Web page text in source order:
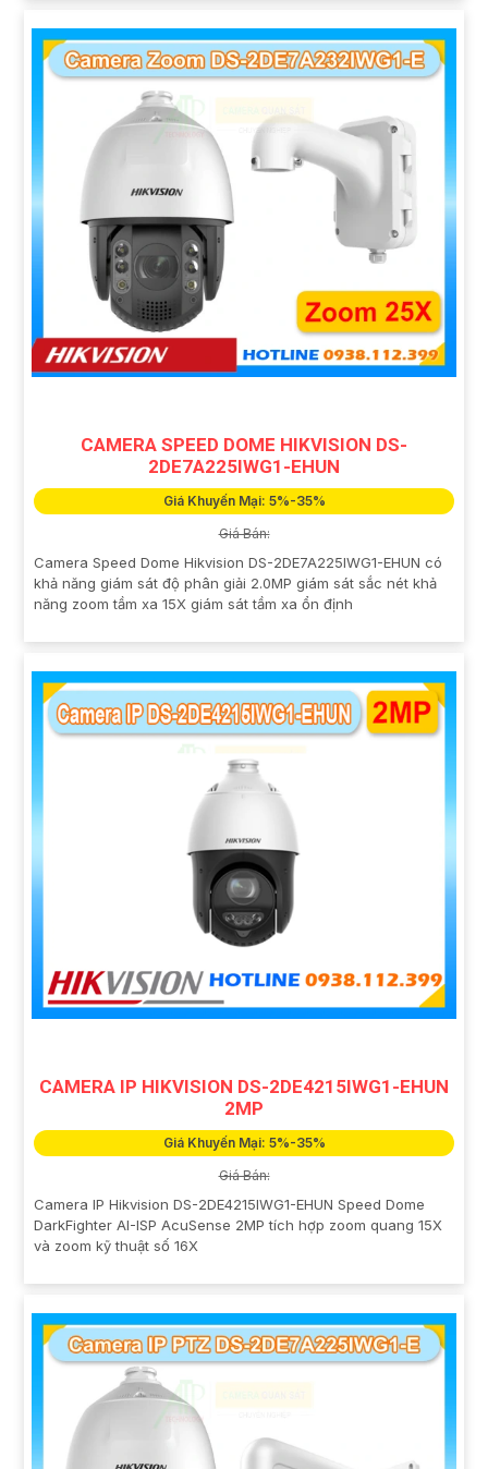
CAMERA SPEED DOME HIKVISION DS-
2DE7A225IWG1-EHUN
Giá Khuyến Mại: 5%-35%
Giá Bán:
Camera Speed Dome Hikvision DS-2DE7A225IWG1-EHUN có
khả năng giám sát độ phân giải 2.0MP giám sát sắc nét khả
năng zoom tầm xa 15X giám sát tầm xa ổn định
CAMERA IP HIKVISION DS-2DE4215IWG1-EHUN
2MP
Giá Khuyến Mại: 5%-35%
Giá Bán:
Camera IP Hikvision DS-2DE4215IWG1-EHUN Speed Dome
DarkFighter AI-ISP AcuSense 2MP tích hợp zoom quang 15X
và zoom kỹ thuật số 16X